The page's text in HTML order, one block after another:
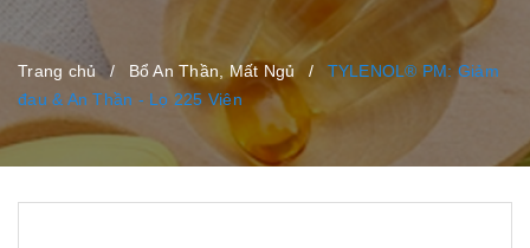
Trang chủ / Bổ An Thần, Mất Ngủ /
TYLENOL® PM: Giảm
đau & An Thần - Lọ 225 Viên